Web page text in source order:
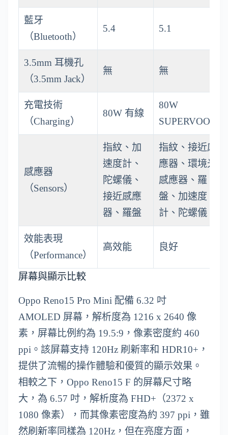
藍牙
（Bluetooth）
5.4 5.1
3.5mm 耳機孔
（3.5mm Jack）
無 無
充電技術
（Charging）
80W 有線
80W
SUPERVOOC
感應器
（Sensors）
指紋、加
速度計、
陀螺儀、
接近感應
器、羅盤
指紋、接近感
應器、環境光
感應器、羅
盤、加速度
計、陀螺儀
效能表現
（Performance）
高效能 良好
屏幕與顯示比較
Oppo Reno15 Pro Mini 配備 6.32 吋
AMOLED 屏幕，解析度為 1216 x 2640 像
素，屏幕比例約為 19.5:9，像素密度約 460
ppi。該屏幕支持 120Hz 刷新率和 HDR10+，
提供了流暢的操作體驗和優質的顯示效果。
相較之下，Oppo Reno15 F 的屏幕尺寸略
大，為 6.57 吋，解析度為 FHD+（2372 x
1080 像素），而其像素密度為約 397 ppi，雖
然刷新率同樣為 120Hz，但在亮度方面，